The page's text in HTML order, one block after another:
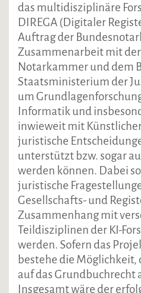
das multidisziplinäre
DIREGA (Digitaler
Auftrag der
Zusammenarbeit mit
Notarkammer und dem
Staatsministerium der
um
Informatik und
inwieweit mit
juristische
unterstützt bzw. sogar
werden können. Dabei
juristische
Gesellschafts- und
Zusammenhang mit
Teildisziplinen der KI-
werden. Sofern das
bestehe die Möglichkeit,
auf das Grundbuchrecht
Insgesamt wäre der